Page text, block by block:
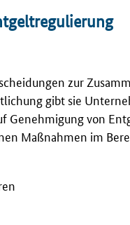
zur
gibt sie
Genehmigung von
Maßnahmen im